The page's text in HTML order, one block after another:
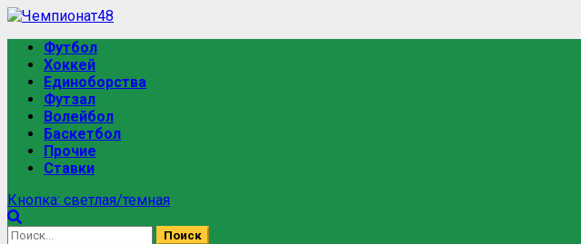
Футбол
Хоккей
Единоборства
Футзал
Волейбол
Баскетбол
Прочие
Ставки
Кнопка: светлая/темная